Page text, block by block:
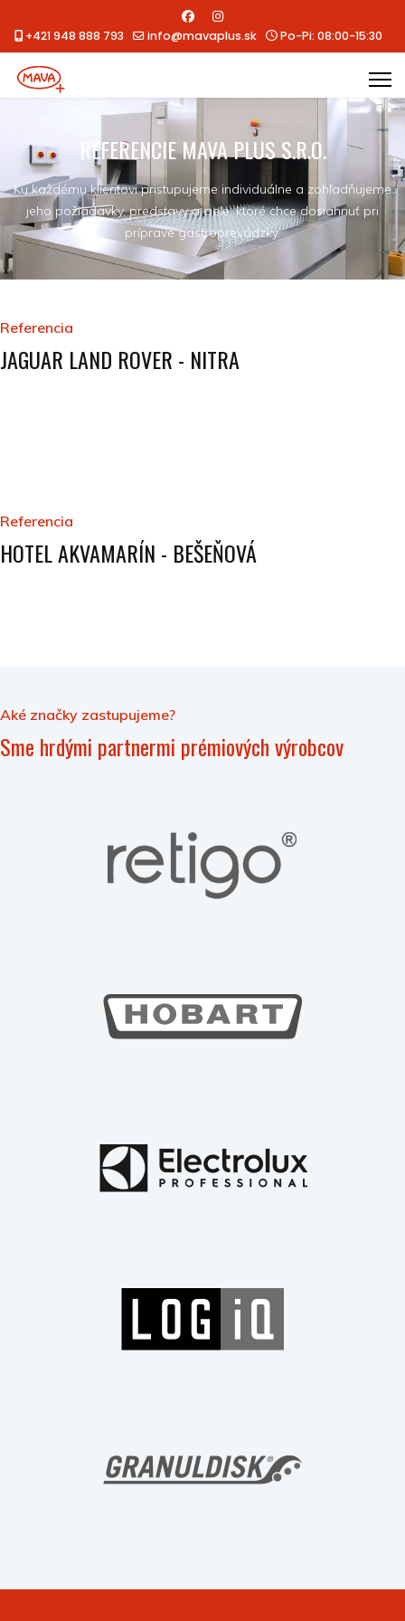
+421 948 888 793 info@mavaplus.sk Po-Pi: 08:00-15:30
REFERENCIE MAVA PLUS S.R.O.
Ku každému klientovi pristupujeme individuálne a zohľadňujeme
jeho požiadavky, predstavy a ciele, ktoré chce dosiahnuť pri
príprave gastroprevádzky.
Referencia
JAGUAR LAND ROVER - NITRA
Referencia
HOTEL AKVAMARÍN - BEŠEŇOVÁ
Aké značky zastupujeme?
Sme hrdými partnermi prémiových výrobcov